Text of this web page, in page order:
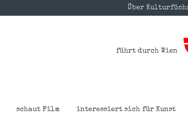
Über
führt durch Wien
schaut Film interessiert sich für Kunst